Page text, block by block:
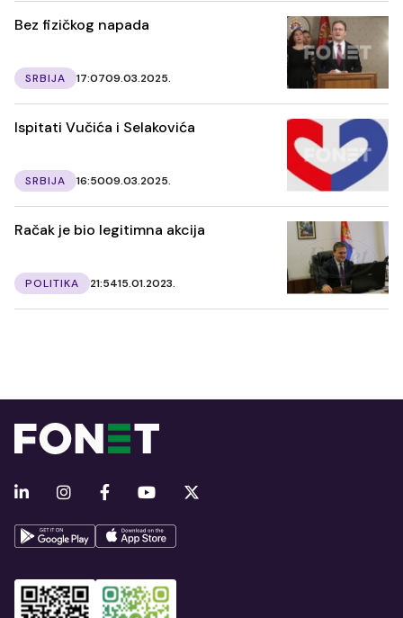
Bez fizičkog napada
SRBIJA 17:0709.03.2025.
Ispitati Vučića i Selakovića
SRBIJA 16:5009.03.2025.
Račak je bio legitimna akcija
POLITIKA 21:5415.01.2023.